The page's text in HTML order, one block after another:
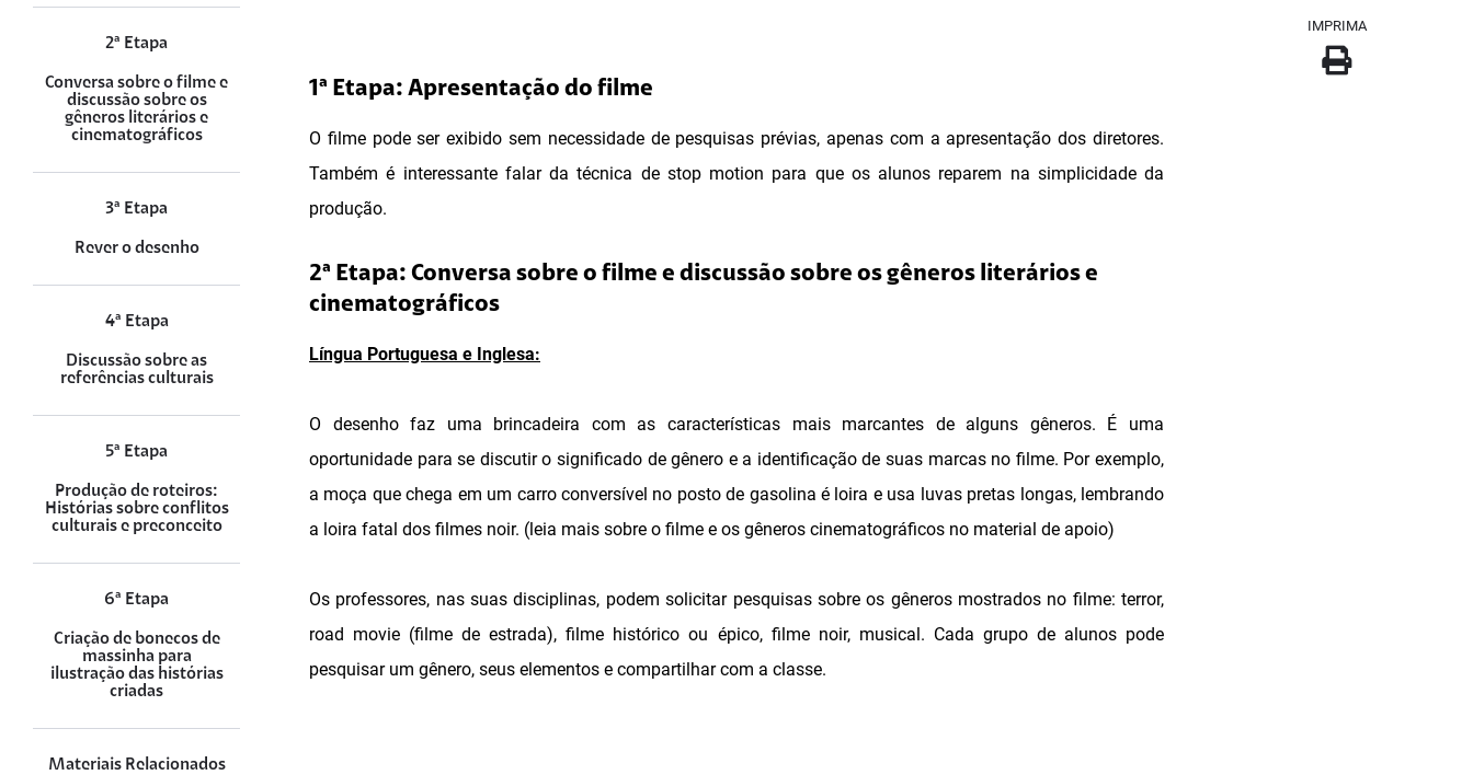
2ª Etapa
Conversa sobre o filme e
discussão sobre os
gêneros literários e
cinematográficos
3ª Etapa
Rever o desenho
4ª Etapa
Discussão sobre as
referências culturais
5ª Etapa
Produção de roteiros:
Histórias sobre conflitos
culturais e preconceito
6ª Etapa
Criação de bonecos de
massinha para
ilustração das histórias
criadas
Materiais Relacionados
1ª Etapa: Apresentação do filme
O filme pode ser exibido sem necessidade de pesquisas prévias, apenas com a apresentação dos diretores.
Também é interessante falar da técnica de stop motion para que os alunos reparem na simplicidade da
produção.
2ª Etapa: Conversa sobre o filme e discussão sobre os gêneros literários e
cinematográficos
Língua Portuguesa e Inglesa:
O desenho faz uma brincadeira com as características mais marcantes de alguns gêneros. É uma
oportunidade para se discutir o significado de gênero e a identificação de suas marcas no filme. Por exemplo,
a moça que chega em um carro conversível no posto de gasolina é loira e usa luvas pretas longas, lembrando
a loira fatal dos filmes noir. (leia mais sobre o filme e os gêneros cinematográficos no material de apoio)
Os professores, nas suas disciplinas, podem solicitar pesquisas sobre os gêneros mostrados no filme: terror,
road movie (filme de estrada), filme histórico ou épico, filme noir, musical. Cada grupo de alunos pode
pesquisar um gênero, seus elementos e compartilhar com a classe.
IMPRIMA